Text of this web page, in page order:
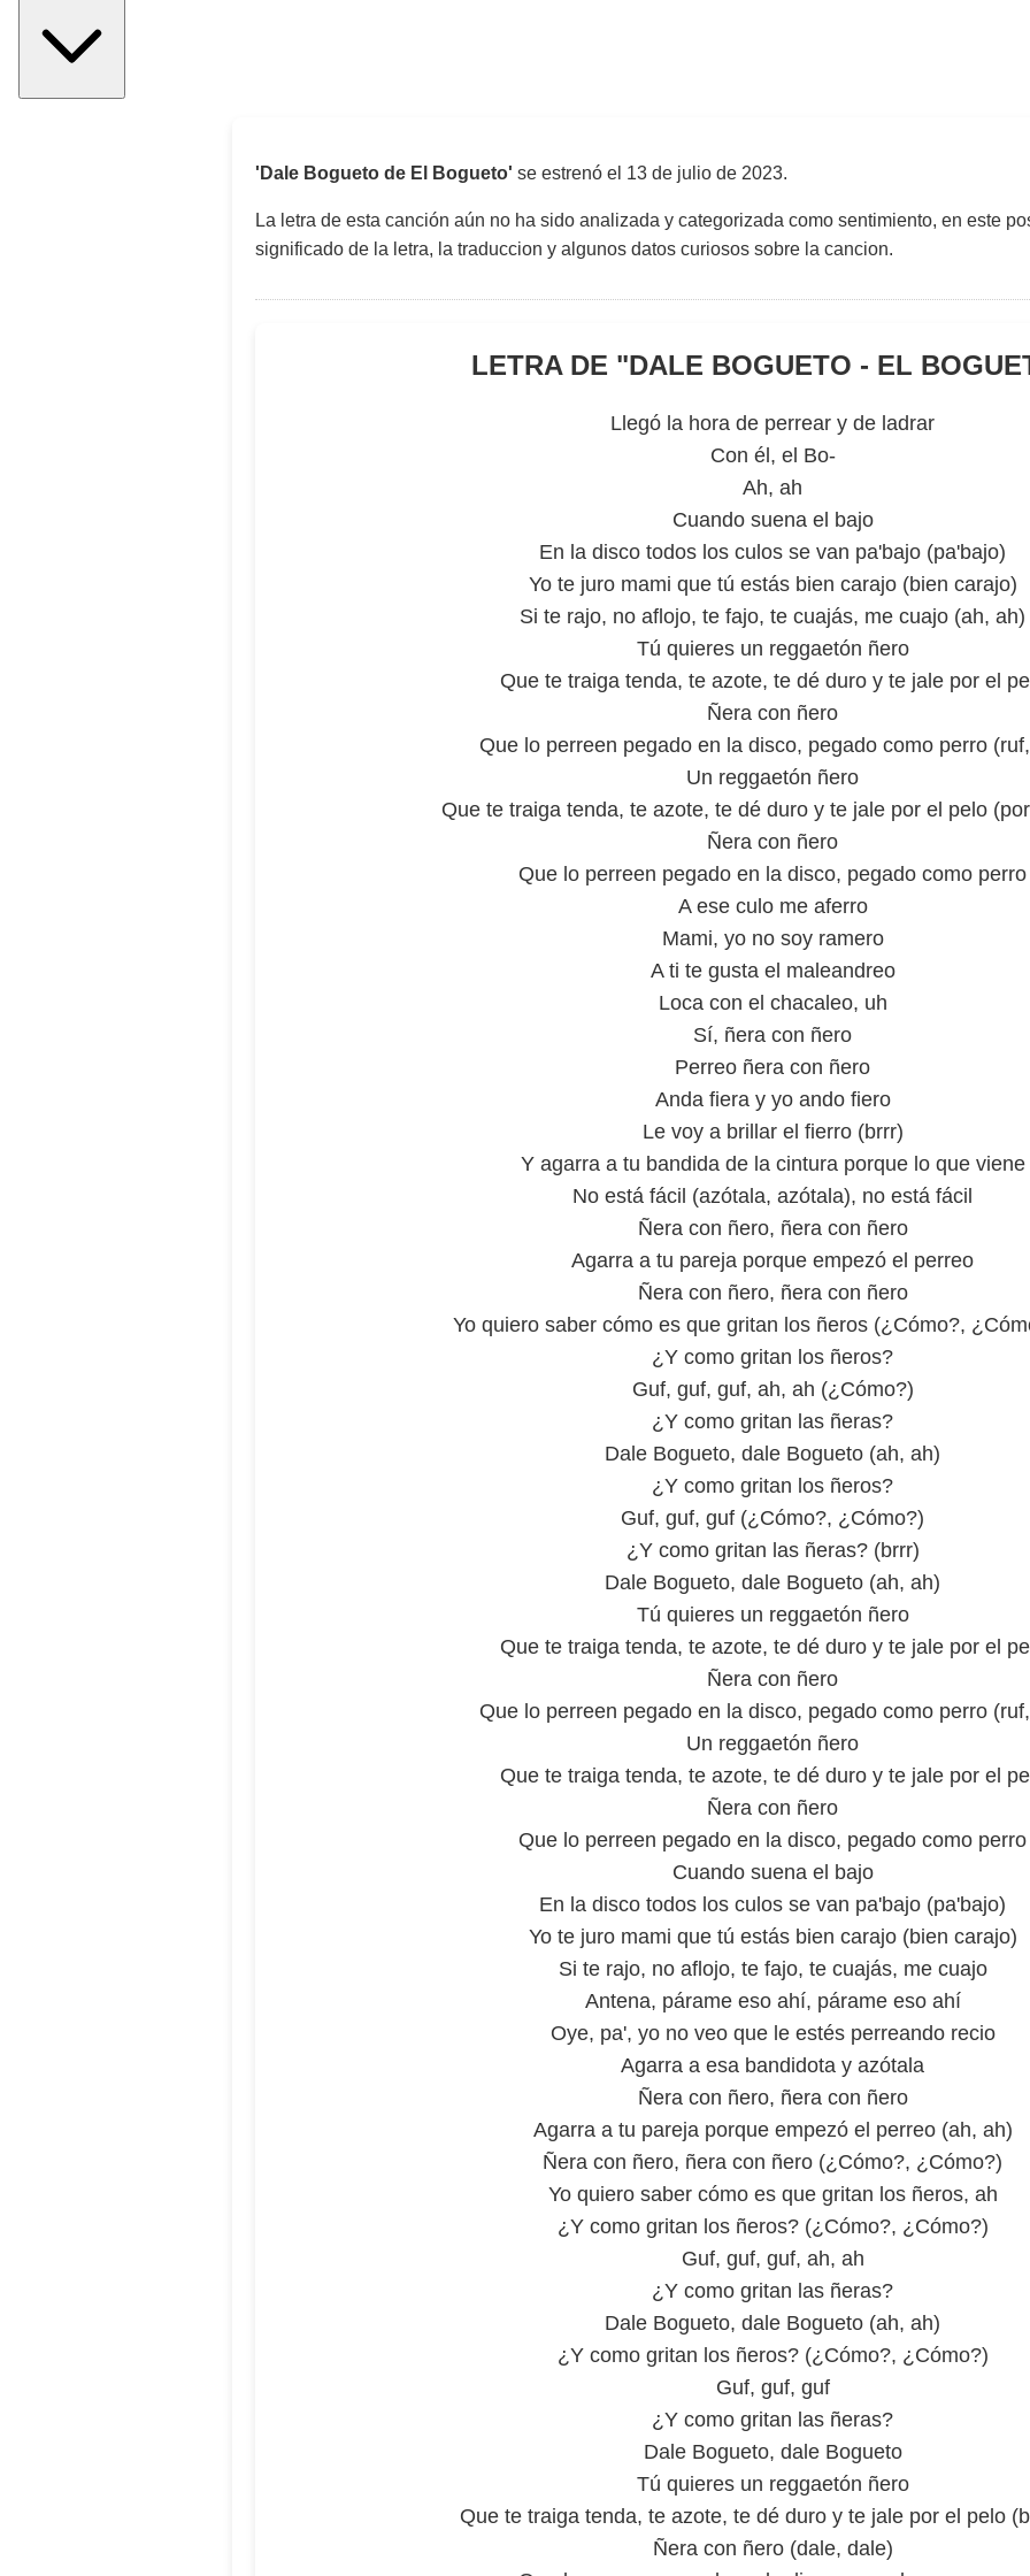
'Dale Bogueto de El Bogueto' se estrenó el 13 de julio de 2023.
La letra de esta canción aún no ha sido analizada y categorizada como sentimiento, en este
significado de la letra, la traduccion y algunos datos curiosos sobre la cancion.
LETRA DE "DALE BOGUETO - EL
Llegó la hora de perrear y de ladrar
Con él, el Bo-
Ah, ah
Cuando suena el bajo
En la disco todos los culos se van pa'bajo (pa'bajo)
Yo te juro mami que tú estás bien carajo (bien carajo)
Si te rajo, no aflojo, te fajo, te cuajás, me cuajo (ah, ah)
Tú quieres un reggaetón ñero
Que te traiga tenda, te azote, te dé duro y te jale por el
Ñera con ñero
Que lo perreen pegado en la disco, pegado como perro
Un reggaetón ñero
Que te traiga tenda, te azote, te dé duro y te jale por el pelo
Ñera con ñero
Que lo perreen pegado en la disco, pegado como perro
A ese culo me aferro
Mami, yo no soy ramero
A ti te gusta el maleandreo
Loca con el chacaleo, uh
Sí, ñera con ñero
Perreo ñera con ñero
Anda fiera y yo ando fiero
Le voy a brillar el fierro (brrr)
Y agarra a tu bandida de la cintura porque lo que viene
No está fácil (azótala, azótala), no está fácil
Ñera con ñero, ñera con ñero
Agarra a tu pareja porque empezó el perreo
Ñera con ñero, ñera con ñero
Yo quiero saber cómo es que gritan los ñeros (¿Cómo?,
¿Y como gritan los ñeros?
Guf, guf, guf, ah, ah (¿Cómo?)
¿Y como gritan las ñeras?
Dale Bogueto, dale Bogueto (ah, ah)
¿Y como gritan los ñeros?
Guf, guf, guf (¿Cómo?, ¿Cómo?)
¿Y como gritan las ñeras? (brrr)
Dale Bogueto, dale Bogueto (ah, ah)
Tú quieres un reggaetón ñero
Que te traiga tenda, te azote, te dé duro y te jale por el
Ñera con ñero
Que lo perreen pegado en la disco, pegado como perro
Un reggaetón ñero
Que te traiga tenda, te azote, te dé duro y te jale por el
Ñera con ñero
Que lo perreen pegado en la disco, pegado como perro
Cuando suena el bajo
En la disco todos los culos se van pa'bajo (pa'bajo)
Yo te juro mami que tú estás bien carajo (bien carajo)
Si te rajo, no aflojo, te fajo, te cuajás, me cuajo
Antena, párame eso ahí, párame eso ahí
Oye, pa', yo no veo que le estés perreando recio
Agarra a esa bandidota y azótala
Ñera con ñero, ñera con ñero
Agarra a tu pareja porque empezó el perreo (ah, ah)
Ñera con ñero, ñera con ñero (¿Cómo?, ¿Cómo?)
Yo quiero saber cómo es que gritan los ñeros, ah
¿Y como gritan los ñeros? (¿Cómo?, ¿Cómo?)
Guf, guf, guf, ah, ah
¿Y como gritan las ñeras?
Dale Bogueto, dale Bogueto (ah, ah)
¿Y como gritan los ñeros? (¿Cómo?, ¿Cómo?)
Guf, guf, guf
¿Y como gritan las ñeras?
Dale Bogueto, dale Bogueto
Tú quieres un reggaetón ñero
Que te traiga tenda, te azote, te dé duro y te jale por el pelo
Ñera con ñero (dale, dale)